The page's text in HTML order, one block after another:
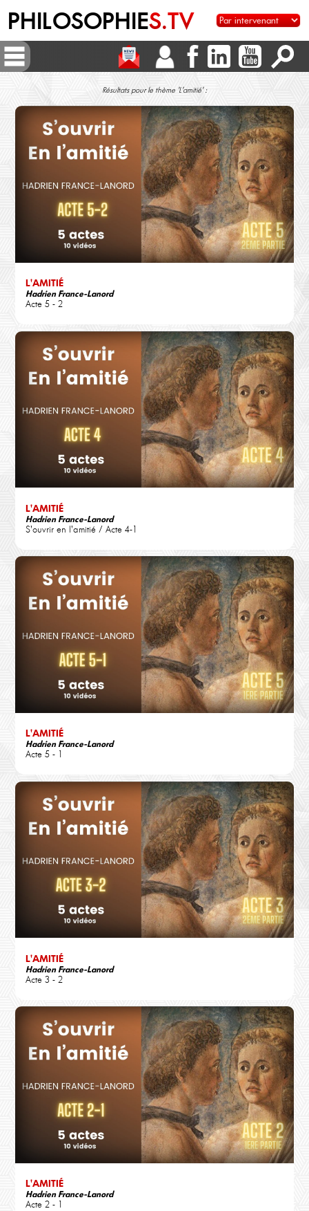
PHILOSOPHIES.TV
Résultats pour le thème 'L'amitié' :
L'AMITIÉ
Hadrien France-Lanord
Acte 5 - 2
L'AMITIÉ
Hadrien France-Lanord
S'ouvrir en l'amitié / Acte 4-1
L'AMITIÉ
Hadrien France-Lanord
Acte 5 - 1
L'AMITIÉ
Hadrien France-Lanord
Acte 3 - 2
L'AMITIÉ
Hadrien France-Lanord
Acte 2 - 1